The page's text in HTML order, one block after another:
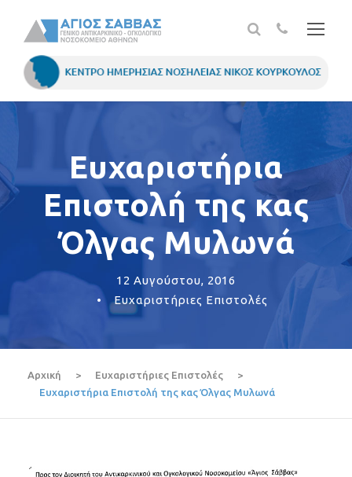
Ευχαριστήρια
Επιστολή της κας
Όλγας Μυλωνά
12 Αυγούστου, 2016
•
Ευχαριστήριες Επιστολές
Αρχική > Ευχαριστήριες Επιστολές
>
Ευχαριστήρια Επιστολή της κας Όλγας Μυλωνά